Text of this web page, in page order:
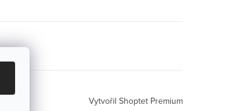
Vytvořil Shoptet Premium